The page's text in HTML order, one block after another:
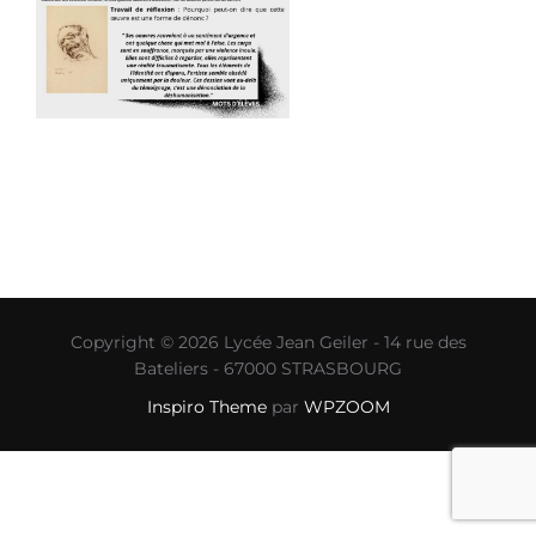
Copyright © 2026 Lycée Jean Geiler - 14 rue des
Bateliers - 67000 STRASBOURG
Inspiro Themepar WPZOOM